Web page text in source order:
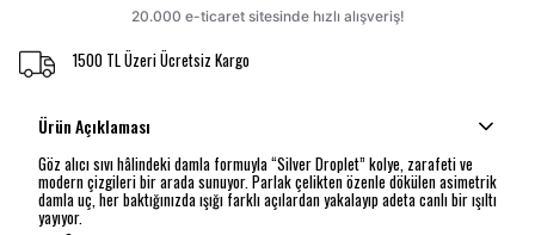
1500 TL Üzeri Ücretsiz Kargo
Ürün Açıklaması
Göz alıcı sıvı hâlindeki damla formuyla “Silver Droplet” kolye, zarafeti ve
modern çizgileri bir arada sunuyor. Parlak çelikten özenle dökülen asimetrik
damla uç, her baktığınızda ışığı farklı açılardan yakalayıp adeta canlı bir ışıltı
yayıyor.